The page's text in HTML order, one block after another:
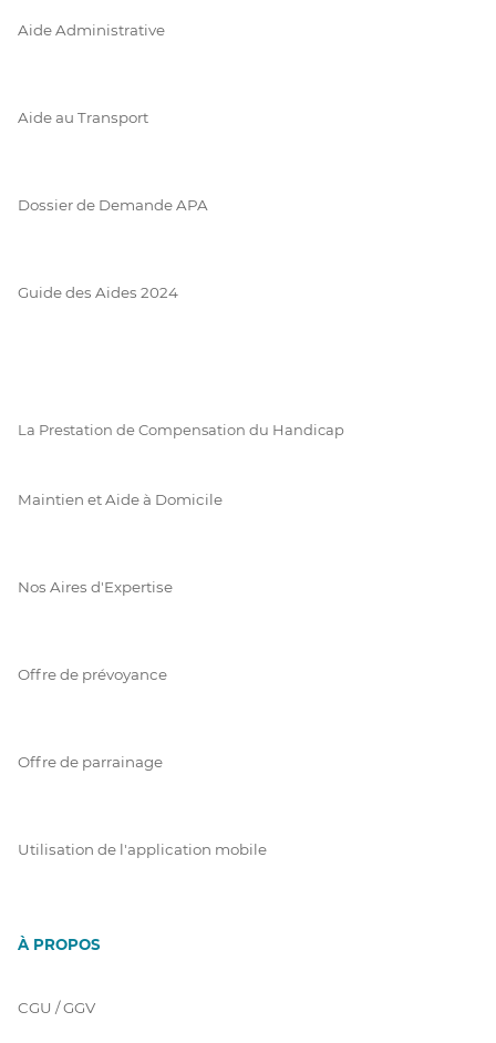
Aide Administrative
Aide au Transport
Dossier de Demande APA
Guide des Aides 2024
La Prestation de Compensation du Handicap
Maintien et Aide à Domicile
Nos Aires d'Expertise
Offre de prévoyance
Offre de parrainage
Utilisation de l'application mobile
À PROPOS
CGU / GGV